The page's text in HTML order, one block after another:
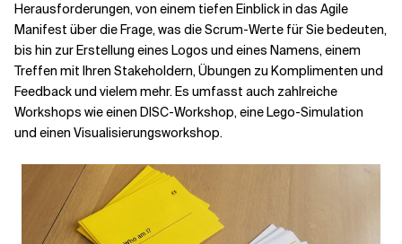
Herausforderungen, von einem tiefen Einblick in das Agile
Manifest über die Frage, was die Scrum-Werte für Sie bedeuten,
bis hin zur Erstellung eines Logos und eines Namens, einem
Treffen mit Ihren Stakeholdern, Übungen zu Komplimenten und
Feedback und vielem mehr. Es umfasst auch zahlreiche
Workshops wie einen DISC-Workshop, eine Lego-Simulation
und einen Visualisierungsworkshop.